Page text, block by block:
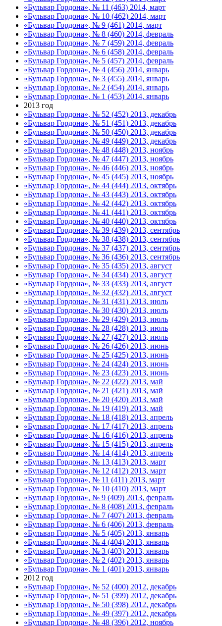
«Бульвар Гордона», № 11 (463) 2014, март
«Бульвар Гордона», № 10 (462) 2014, март
«Бульвар Гордона», № 9 (461) 2014, март
«Бульвар Гордона», № 8 (460) 2014, февраль
«Бульвар Гордона», № 7 (459) 2014, февраль
«Бульвар Гордона», № 6 (458) 2014, февраль
«Бульвар Гордона», № 5 (457) 2014, февраль
«Бульвар Гордона», № 4 (456) 2014, январь
«Бульвар Гордона», № 3 (455) 2014, январь
«Бульвар Гордона», № 2 (454) 2014, январь
«Бульвар Гордона», № 1 (453) 2014, январь
2013 год
«Бульвар Гордона», № 52 (452) 2013, декабрь
«Бульвар Гордона», № 51 (451) 2013, декабрь
«Бульвар Гордона», № 50 (450) 2013, декабрь
«Бульвар Гордона», № 49 (449) 2013, декабрь
«Бульвар Гордона», № 48 (448) 2013, ноябрь
«Бульвар Гордона», № 47 (447) 2013, ноябрь
«Бульвар Гордона», № 46 (446) 2013, ноябрь
«Бульвар Гордона», № 45 (445) 2013, ноябрь
«Бульвар Гордона», № 44 (444) 2013, октябрь
«Бульвар Гордона», № 43 (443) 2013, октябрь
«Бульвар Гордона», № 42 (442) 2013, октябрь
«Бульвар Гордона», № 41 (441) 2013, октябрь
«Бульвар Гордона», № 40 (440) 2013, октябрь
«Бульвар Гордона», № 39 (439) 2013, сентябрь
«Бульвар Гордона», № 38 (438) 2013, сентябрь
«Бульвар Гордона», № 37 (437) 2013, сентябрь
«Бульвар Гордона», № 36 (436) 2013, сентябрь
«Бульвар Гордона», № 35 (435) 2013, август
«Бульвар Гордона», № 34 (434) 2013, август
«Бульвар Гордона», № 33 (433) 2013, август
«Бульвар Гордона», № 32 (432) 2013, август
«Бульвар Гордона», № 31 (431) 2013, июль
«Бульвар Гордона», № 30 (430) 2013, июль
«Бульвар Гордона», № 29 (429) 2013, июль
«Бульвар Гордона», № 28 (428) 2013, июль
«Бульвар Гордона», № 27 (427) 2013, июль
«Бульвар Гордона», № 26 (426) 2013, июнь
«Бульвар Гордона», № 25 (425) 2013, июнь
«Бульвар Гордона», № 24 (424) 2013, июнь
«Бульвар Гордона», № 23 (423) 2013, июнь
«Бульвар Гордона», № 22 (422) 2013, май
«Бульвар Гордона», № 21 (421) 2013, май
«Бульвар Гордона», № 20 (420) 2013, май
«Бульвар Гордона», № 19 (419) 2013, май
«Бульвар Гордона», № 18 (418) 2013, апрель
«Бульвар Гордона», № 17 (417) 2013, апрель
«Бульвар Гордона», № 16 (416) 2013, апрель
«Бульвар Гордона», № 15 (415) 2013, апрель
«Бульвар Гордона», № 14 (414) 2013, апрель
«Бульвар Гордона», № 13 (413) 2013, март
«Бульвар Гордона», № 12 (412) 2013, март
«Бульвар Гордона», № 11 (411) 2013, март
«Бульвар Гордона», № 10 (410) 2013, март
«Бульвар Гордона», № 9 (409) 2013, февраль
«Бульвар Гордона», № 8 (408) 2013, февраль
«Бульвар Гордона», № 7 (407) 2013, февраль
«Бульвар Гордона», № 6 (406) 2013, февраль
«Бульвар Гордона», № 5 (405) 2013, январь
«Бульвар Гордона», № 4 (404) 2013, январь
«Бульвар Гордона», № 3 (403) 2013, январь
«Бульвар Гордона», № 2 (402) 2013, январь
«Бульвар Гордона», № 1 (401) 2013, январь
2012 год
«Бульвар Гордона», № 52 (400) 2012, декабрь
«Бульвар Гордона», № 51 (399) 2012, декабрь
«Бульвар Гордона», № 50 (398) 2012, декабрь
«Бульвар Гордона», № 49 (397) 2012, декабрь
«Бульвар Гордона», № 48 (396) 2012, ноябрь